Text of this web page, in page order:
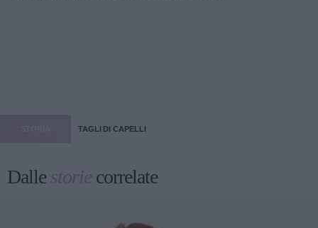
TAGLI DI CAPELLI
Dallestorie correlate